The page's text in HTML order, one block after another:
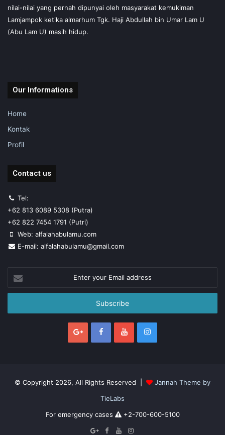
nilai-nilai yang pernah dipunyai oleh masyarakat kemukiman
Lamjampok ketika almarhum Tgk. Haji Abdullah bin Umar Lam U
(Abu Lam U) masih hidup.
Our Informations
Home
Kontak
Profil
Contact us
Tel:
+62 813 6089 5308 (Putra)
+62 822 7454 1791 (Putri)
Web: alfalahabulamu.com
E-mail: alfalahabulamu@gmail.com
your
Email
© Copyright 2026, All Rights Reserved |
Jannah Theme by
TieLabs
For emergency cases
+2-700-600-5100